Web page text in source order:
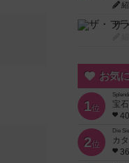
ザ
お気
1位
宝
2位
Die
カ